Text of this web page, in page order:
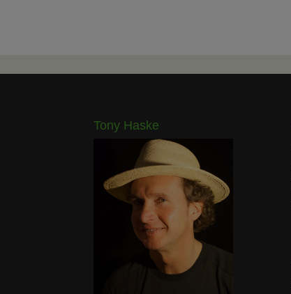
Tony Haske